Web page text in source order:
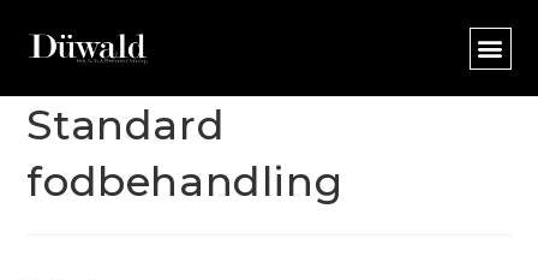
Standard
fodbehandling